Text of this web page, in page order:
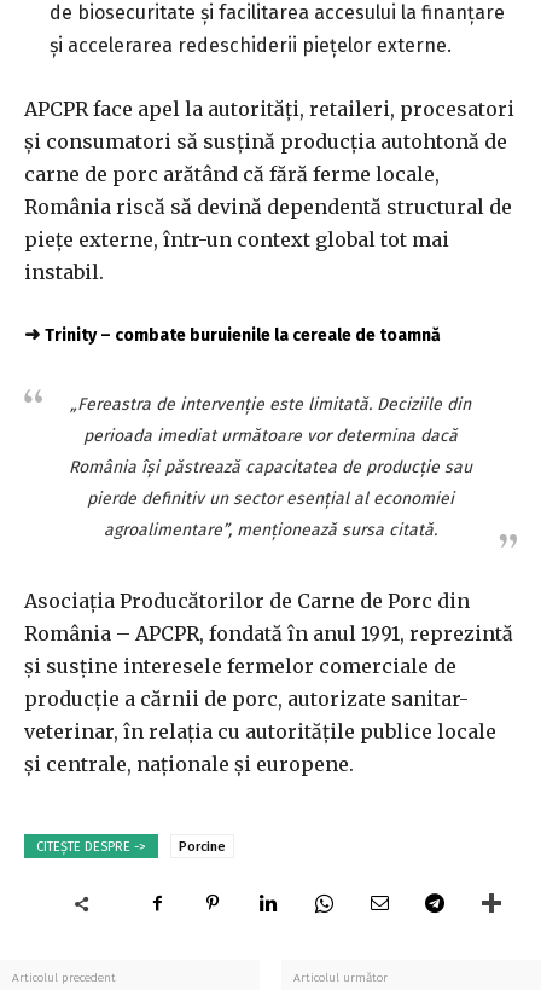
de biosecuritate şi facilitarea accesului la finanţare
şi accelerarea redeschiderii pieţelor externe.
APCPR face apel la autorităţi, retaileri, procesatori
şi consumatori să susţină producţia autohtonă de
carne de porc arătând că fără ferme locale,
România riscă să devină dependentă structural de
pieţe externe, într-un context global tot mai
instabil.
➜ Trinity – combate buruienile la cereale de toamnă
„Fereastra de intervenţie este limitată. Deciziile din
perioada imediat următoare vor determina dacă
România îşi păstrează capacitatea de producţie sau
pierde definitiv un sector esenţial al economiei
agroalimentare”, menţionează sursa citată.
Asociaţia Producătorilor de Carne de Porc din
România – APCPR, fondată în anul 1991, reprezintă
şi susţine interesele fermelor comerciale de
producţie a cărnii de porc, autorizate sanitar-
veterinar, în relaţia cu autorităţile publice locale
şi centrale, naţionale şi europene.
CITEȘTE DESPRE -> Porcine
Articolul precedent Articolul următor